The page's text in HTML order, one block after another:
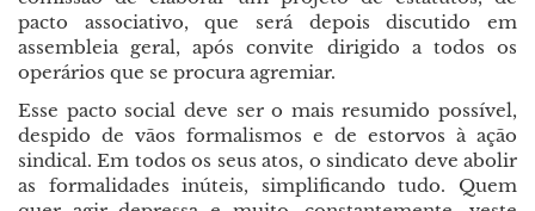
pacto associativo, que será depois discutido em
assembleia geral, após convite dirigido a todos os
operários que se procura agremiar.
Esse pacto social deve ser o mais resumido possível,
despido de vãos formalismos e de estorvos à ação
sindical. Em todos os seus atos, o sindicato deve abolir
as formalidades inúteis, simplificando tudo. Quem